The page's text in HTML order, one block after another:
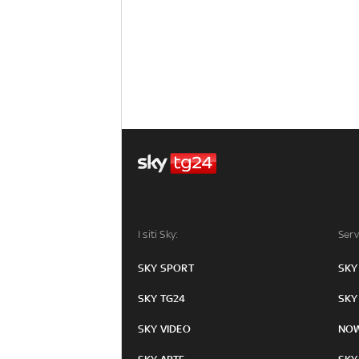
I siti Sky:
SKY SPORT
SKY TG24
SKY VIDEO